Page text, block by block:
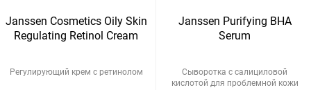
Janssen Cosmetics Oily Skin
Regulating Retinol Cream
Регулирующий крем с ретинолом
Janssen Purifying BHA
Serum
Сыворотка с салициловой
кислотой для проблемной кожи